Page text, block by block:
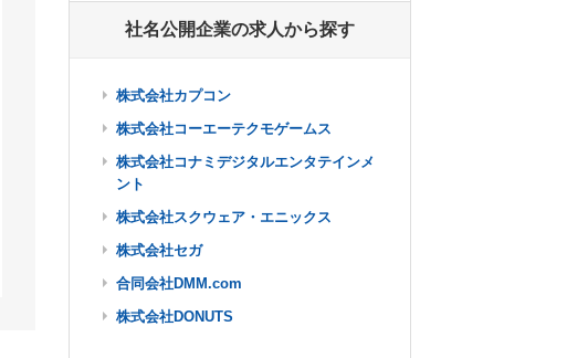
社名公開企業の求人から探す
株式会社カプコン
株式会社コーエーテクモゲームス
株式会社コナミデジタルエンタテインメ
ント
株式会社スクウェア・エニックス
株式会社セガ
合同会社DMM.com
株式会社DONUTS